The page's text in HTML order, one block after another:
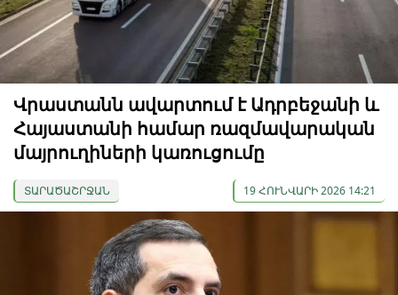
Վրաստանն ավարտում է Ադրբեջանի և
Հայաստանի համար ռազմավարական
մայրուղիների կառուցումը
ՏԱՐԱԾԱՇՐՋԱՆ 19 ՀՈՒՆՎԱՐԻ 2026 14:21